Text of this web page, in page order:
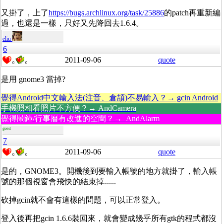
又掛了，上了https://bugs.archlinux.org/task/25886的patch再重新編
過，也還是一樣，只好又先降回去1.6.4。
eliu
6
0 0 2011-09-06 quote
是用 gnome3 當掉?
覺得Android中文輸入法(注音、倉頡)不易輸入？→ gcin Android
手機照相看照片不方便？→ AndCamera
覺得鬧鐘/行事曆有改進的空間？→ AndAlarm
guest
7
0 0 2011-09-06 quote
是的，GNOME3。開機後到要輸入帳號的地方就掛了，輸入帳
號的那個視窗會飛快的結束掉......
砍掉gcin就不會有這樣的問題，可以正常登入。
登入後再把gcin 1.6.6裝回來，就會變成幾乎所有gtk的程式都沒